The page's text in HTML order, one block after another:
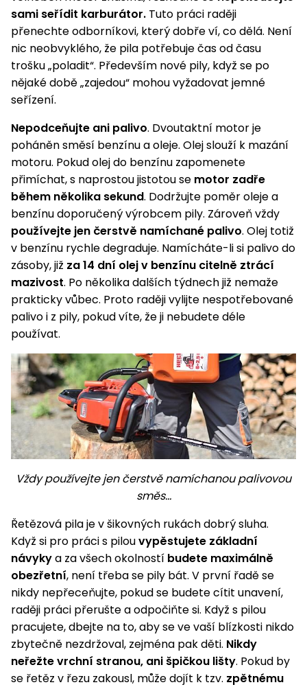
na led
Příslušenství
sami seřídit karburátor. Tuto práci raději
přenechte odborníkovi, který dobře ví, co dělá. Není
nic neobvyklého, že pila potřebuje čas od času
trošku „poladit“. Především nové pily, když se po
nějaké době „zajedou“ mohou vyžadovat jemné
seřízení.
Nepodceňujte ani palivo. Dvoutaktní motor je
poháněn směsí benzínu a oleje. Olej slouží k mazání
motoru. Pokud olej do benzínu zapomenete
přimíchat, s naprostou jistotou se motor zadře
během několika sekund. Dodržujte poměr oleje a
benzínu doporučený výrobcem pily. Zároveň vždy
používejte jen čerstvě namíchané palivo. Olej totiž
v benzínu rychle degraduje. Namícháte-li si palivo do
zásoby, již za 14 dní olej v benzínu citelně ztrácí
mazivost. Po několika dalších týdnech již nemaže
prakticky vůbec. Proto raději vylijte nespotřebované
palivo i z pily, pokud víte, že ji nebudete déle
používat.
Vždy používejte jen čerstvě namíchanou palivovou
směs...
Řetězová pila je v šikovných rukách dobrý sluha.
Když si pro práci s pilouvypěstujete základní
návykya za všech okolností budete maximálně
obezřetní, není třeba se pily bát. V první řadě se
nikdy nepřeceňujte, pokud se budete cítit unavení,
raději práci přerušte a odpočiňte si. Když s pilou
pracujete, dbejte na to, aby se ve vaší blízkosti nikdo
zbytečně nezdržoval, zejména pak děti. Nikdy
neřežte vrchní stranou, ani špičkou lišty. Pokud by
se řetěz v řezu zakousl, může dojít k tzv. zpětnému